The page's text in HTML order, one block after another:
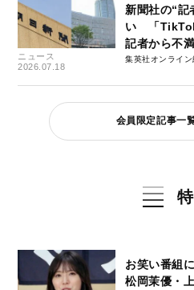
ニュース
2026.07.18
新聞社の“記
い 「
記者から不
集英社オンライ
会員限定記事一
お笑い番組
松岡茉優・